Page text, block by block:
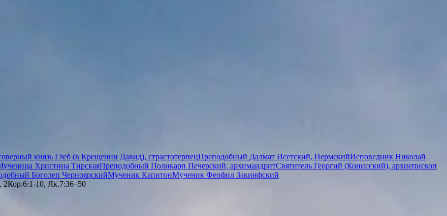
князь Глеб (в Крещении Давид), страстотерпецПреподобный Далмат Исетский, ПермскийИсповедник Николай
Христина ТирскаяПреподобный Поликарп Печерский, архимандритСвятитель Георгий (Конисский), архиепископ
Боголеп ЧерноярскийМученик КапитонМученик Феофил Закинфский
10, Лк.7:36–50